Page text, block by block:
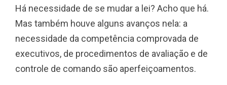
Há necessidade de se mudar a lei? Acho que há.
Mas também houve alguns avanços nela: a
necessidade da competência comprovada de
executivos, de procedimentos de avaliação e de
controle de comando são aperfeiçoamentos.